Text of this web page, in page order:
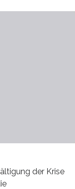
der Krise